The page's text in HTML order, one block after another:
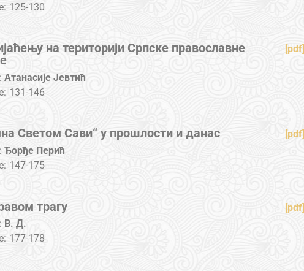
125-130
на територији Српске православне
[pdf]
Атанасије Јевтић
131-146
Светом Сави“ у прошлости и данас
[pdf]
Ђорђе Перић
147-175
трагу
[pdf]
В. Д.
177-178